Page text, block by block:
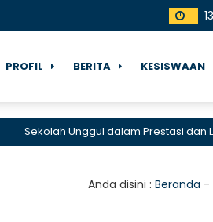
13
PROFIL BERITA KESISWAAN
Sekolah Unggul dalam Prestasi dan
Anda disini : Beranda -